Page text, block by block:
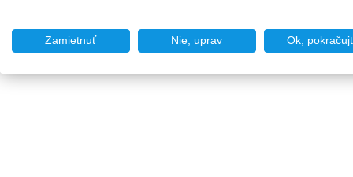
Zamietnuť Nie, uprav Ok,